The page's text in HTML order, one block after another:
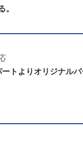
。
ートよりオリジナル